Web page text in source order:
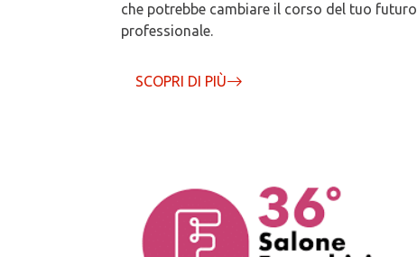
che potrebbe cambiare il corso del tuo futuro
professionale.
SCOPRI DI PIÙ